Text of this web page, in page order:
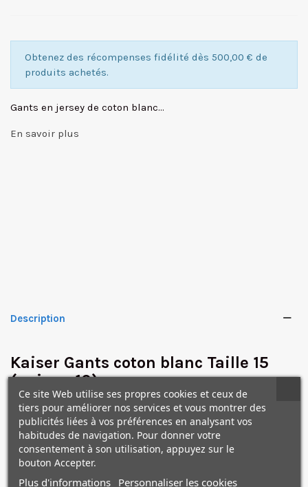
Obtenez des récompenses fidélité dès 500,00 € de
produits achetés.
Gants en jersey de coton blanc...
En savoir plus
Description
Kaiser Gants coton blanc Taille 15
(paire x 10)
Gants coton blanc lot de 10
paires taille 15
Ce site Web utilise ses propres cookies et ceux de
tiers pour améliorer nos services et vous montrer des
publicités liées à vos préférences en analysant vos
habitudes de navigation. Pour donner votre
consentement à son utilisation, appuyez sur le
bouton Accepter.
Plus d'informations Personnaliser les cookies